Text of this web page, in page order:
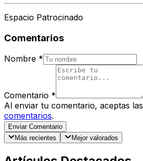
Espacio Patrocinado
Comentarios
Nombre *
Comentario *
Al enviar tu comentario, aceptas las
comentarios.
Enviar Comentario
Más recientes
Mejor valorados